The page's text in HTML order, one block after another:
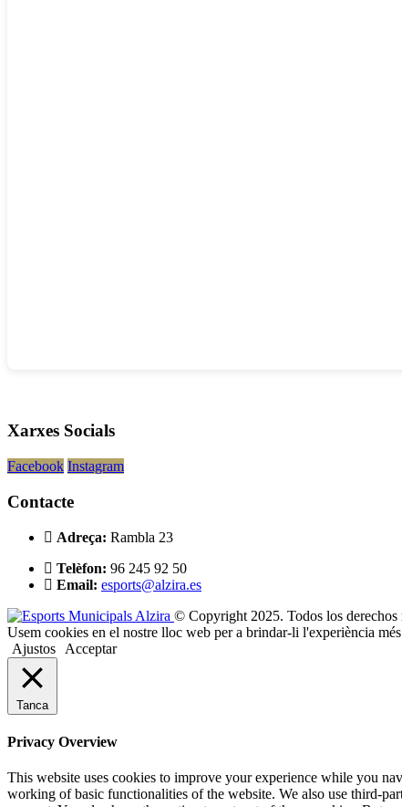
Xarxes Socials
Facebook Instagram
Contacte
Adreça: Rambla 23
Telèfon: 96 245 92 50
Email: esports@alzira.es
© Copyright 2025. Todos los derechos
Usem cookies en el nostre lloc web per a brindar-li l'experiència
Ajustos
Acceptar
Tanca
Privacy Overview
This website uses cookies to improve your experience while you
working of basic functionalities of the website. We also use third-